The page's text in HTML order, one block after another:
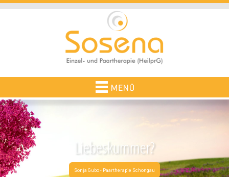
Liebeskummer?
Sonja Gubo - Paartherapie Schongau